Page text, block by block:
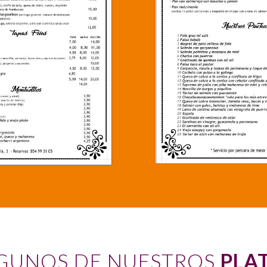
DE NUESTROS